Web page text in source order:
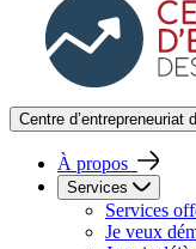
Centre d’entrepreneuriat
À propos
Services
Services
Je veux